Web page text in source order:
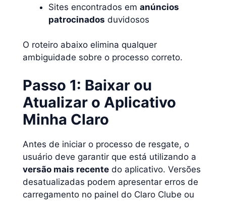
Sites encontrados em anúncios
patrocinados duvidosos
O roteiro abaixo elimina qualquer
ambiguidade sobre o processo correto.
Passo 1: Baixar ou
Atualizar o Aplicativo
Minha Claro
Antes de iniciar o processo de resgate, o
usuário deve garantir que está utilizando a
versão mais recente do aplicativo. Versões
desatualizadas podem apresentar erros de
carregamento no painel do Claro Clube ou